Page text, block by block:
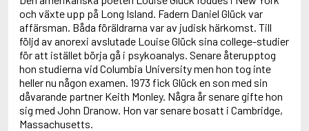
Adolfsson, Gunnar
Adolfsson, Josefine
Adolfsson, Maria
Adolphsen, Peter
och växte upp på Long Island. Fadern Daniel Glück var
affärsman. Båda föräldrarna var av judisk härkomst. Till
följd av anorexi avslutade Louise Glück sina college-studier
för att istället börja gå i psykoanalys. Senare återupptog
hon studierna vid Columbia University men hon tog inte
heller nu någon examen. 1973 fick Glück en son med sin
dåvarande partner Keith Monley. Några år senare gifte hon
sig med John Dranow. Hon var senare bosatt i Cambridge,
Massachusetts.